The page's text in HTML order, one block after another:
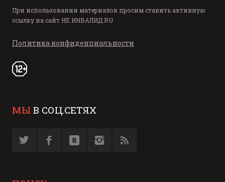
При использовании материалов просим ставить активную
ссылку на сайт НЕ ИНВАЛИД.RU
Политика конфиденциальности
МЫ В СОЦ.СЕТЯХ